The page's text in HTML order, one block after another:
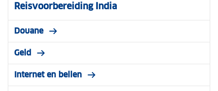
Reisvoorbereiding India
Douane
Geld
Internet en bellen